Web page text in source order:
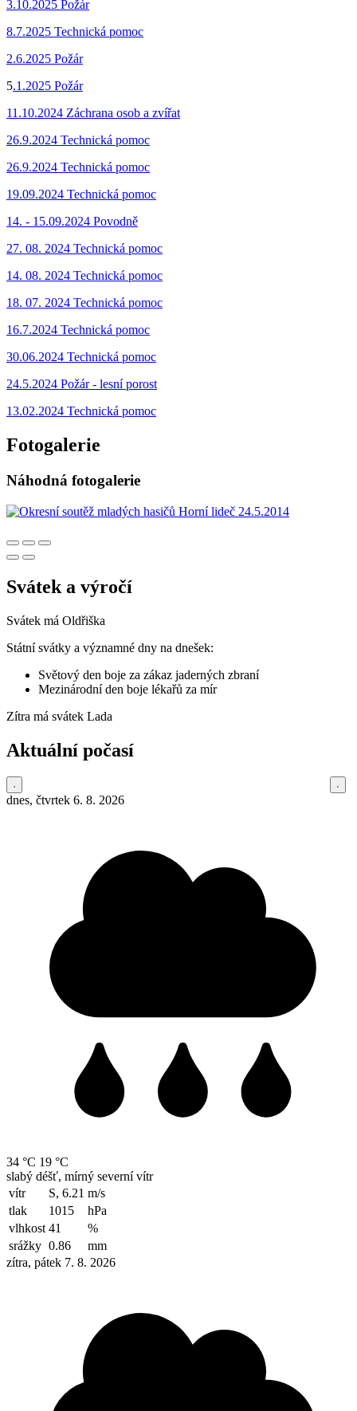
3.10.2025 Požár
8.7.2025 Technická pomoc
2.6.2025 Požár
5.1.2025 Požár
11.10.2024 Záchrana osob a zvířat
26.9.2024 Technická pomoc
26.9.2024 Technická pomoc
19.09.2024 Technická pomoc
14. - 15.09.2024 Povodně
27. 08. 2024 Technická pomoc
14. 08. 2024 Technická pomoc
18. 07. 2024 Technická pomoc
16.7.2024 Technická pomoc
30.06.2024 Technická pomoc
24.5.2024 Požár - lesní porost
13.02.2024 Technická pomoc
Fotogalerie
Náhodná fotogalerie
Svátek a výročí
Svátek má Oldřiška
Státní svátky a významné dny na dnešek:
Světový den boje za zákaz jaderných zbraní
Mezinárodní den boje lékařů za mír
Zítra má svátek Lada
Aktuální počasí
dnes, čtvrtek 6. 8. 2026
34 °C 19 °C
slabý déšť, mírný severní vítr
vítr
S, 6.21 m/s
tlak
1015
hPa
vlhkost 41
%
srážky 0.86
mm
zítra, pátek 7. 8. 2026